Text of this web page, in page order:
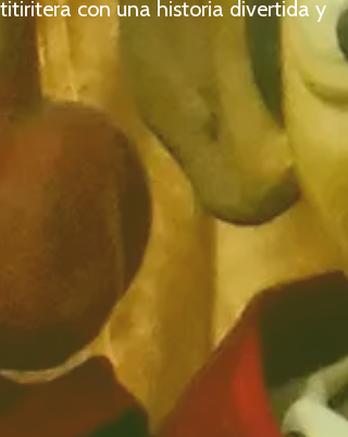
con una historia divertida y